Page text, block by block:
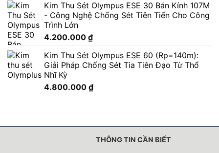
Kim Thu Sét Olympus ESE 30 Bán Kính 107M
- Công Nghệ Chống Sét Tiên Tiến Cho Công
Trình Lớn
4.200.000 ₫
Kim Thu Sét Olympus ESE 60 (Rp=140m):
Giải Pháp Chống Sét Tia Tiên Đạo Từ Thổ
Nhĩ Kỳ
4.800.000 ₫
THÔNG TIN CẦN BIẾT